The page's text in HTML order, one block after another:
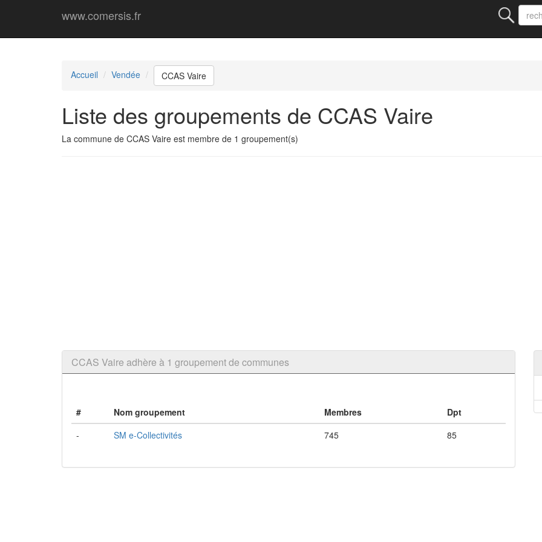
www.comersis.fr
Accueil Vendée CCAS Vaire
Liste des groupements de CCAS Vaire
La commune de CCAS Vaire est membre de 1 groupement(s)
CCAS Vaire adhère à 1 groupement de communes
# Nom groupement Membres
Dpt
-
SM e-Collectivités 745 85